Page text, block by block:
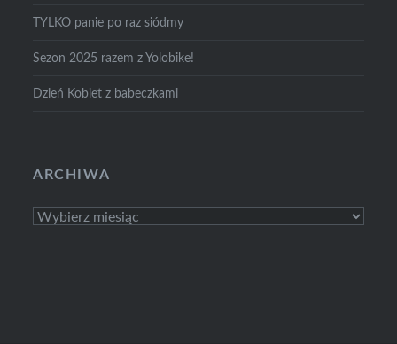
TYLKO panie po raz siódmy
Sezon 2025 razem z Yolobike!
Dzień Kobiet z babeczkami
ARCHIWA
Archiwa